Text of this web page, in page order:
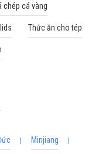
chép cá vàng
Thức ăn cho tép
| Minjiang |
kiện khác
cảnh